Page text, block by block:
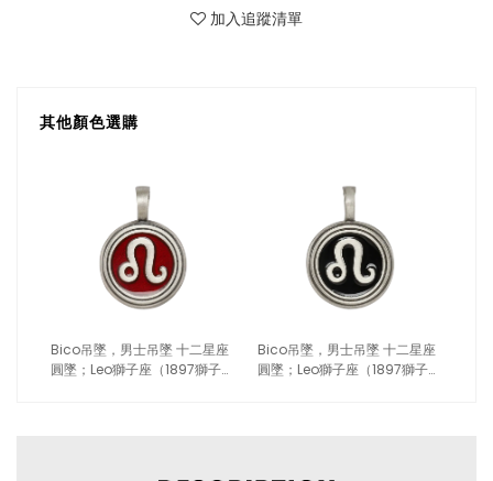
加入追蹤清單
其他顏色選購
Bico吊墜，男士吊墜 十二星座
圓墜；Leo獅子座（1897獅子紅
Bico吊墜，男士吊墜 十二星座
圓墜；Leo獅子座（1897獅子黑